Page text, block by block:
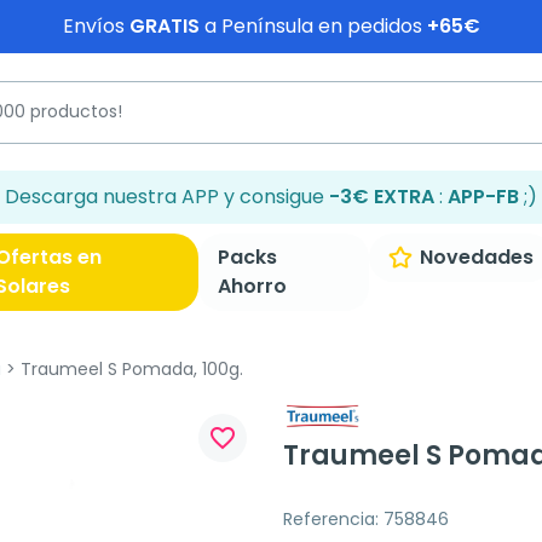
Envíos GRATIS a Península en pedidos +65€
Descarga nuestra APP y consigue -3€ EXTRA: APP-FB;)
en
Packs
Ahorro
Novedades
Traumeel S Pomada, 100g.
favorite_border Traumeel S
Referencia: 758846